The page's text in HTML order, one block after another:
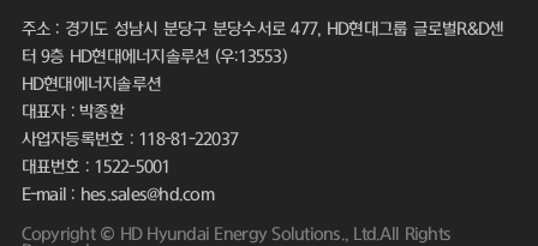
주소 : 경기도 성남시 분당구 분당수서로 477, HD현대그룹 글로벌R&D센
터 9층 HD현대에너지솔루션 (우:13553)
HD현대에너지솔루션
대표자 : 박종환
사업자등록번호 : 118-81-22037
대표번호 : 1522-5001
E-mail : hes.sales@hd.com
Copyright © HD Hyundai Energy Solutions., Ltd.All Rights